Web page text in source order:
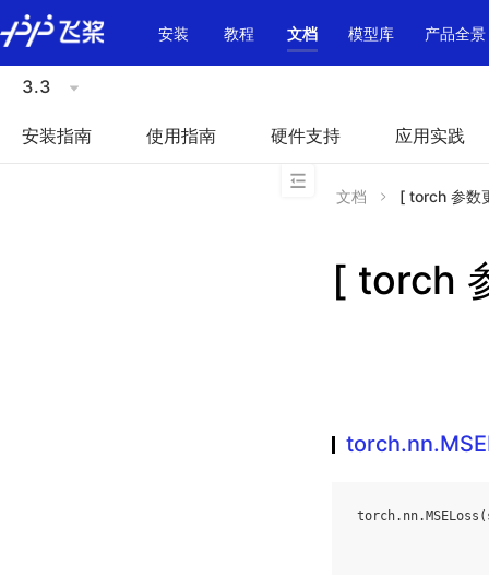
\u200E
安装
教程 文档 模型库 产品全景
3.3
安装指南 使用指南 硬件支持 应用实践
文档 [ torch 参数
[ torch
torch. nn. MSELoss (